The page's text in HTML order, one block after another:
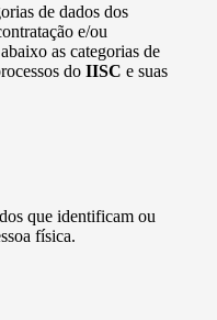
de dados dos
e/ou
as categorias de
do IISC e suas
que identificam ou
física.